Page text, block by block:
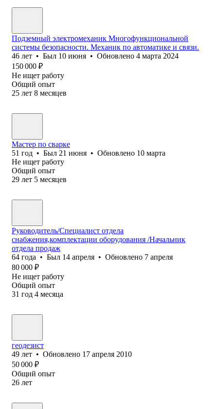
Подземный электромеханик Многофункциональной
системы безопасности. Механик по автоматике и связи.
46 лет • Был 10 июня • Обновлено 4 марта 2024
150 000 ₽
Не ищет работу
Общий опыт
25 лет 8 месяцев
Мастер по сварке
51 год • Был 21 июня • Обновлено 10 марта
Не ищет работу
Общий опыт
29 лет 5 месяцев
Руководитель/Специалист отдела
снабжения,комплектации оборудования /Начальник
отдела продаж
64 года • Был 14 апреля • Обновлено 7 апреля
80 000 ₽
Не ищет работу
Общий опыт
31 год 4 месяца
геодезист
49 лет • Обновлено 17 апреля 2010
50 000 ₽
Общий опыт
26 лет